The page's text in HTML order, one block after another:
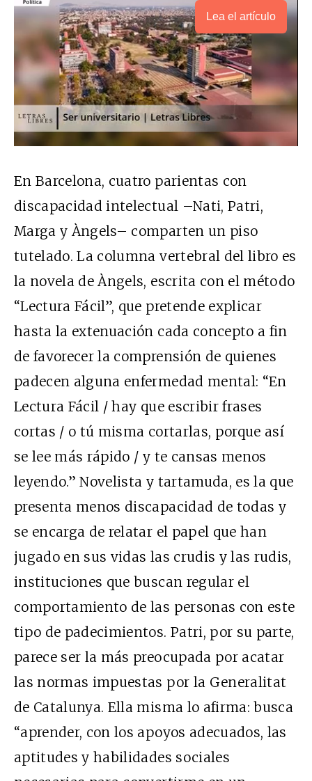
Lea el artículo
En Barcelona, cuatro parientas con
discapacidad intelectual –Nati, Patri,
Marga y Àngels– comparten un piso
tutelado. La columna vertebral del libro es
la novela de Àngels, escrita con el método
“Lectura Fácil”, que pretende explicar
hasta la extenuación cada concepto a fin
de favorecer la comprensión de quienes
padecen alguna enfermedad mental: “En
Lectura Fácil / hay que escribir frases
cortas / o tú misma cortarlas, porque así
se lee más rápido / y te cansas menos
leyendo.” Novelista y tartamuda, es la que
presenta menos discapacidad de todas y
se encarga de relatar el papel que han
jugado en sus vidas las crudis y las rudis,
instituciones que buscan regular el
comportamiento de las personas con este
tipo de padecimientos. Patri, por su parte,
parece ser la más preocupada por acatar
las normas impuestas por la Generalitat
de Catalunya. Ella misma lo afirma: busca
“aprender, con los apoyos adecuados, las
aptitudes y habilidades sociales